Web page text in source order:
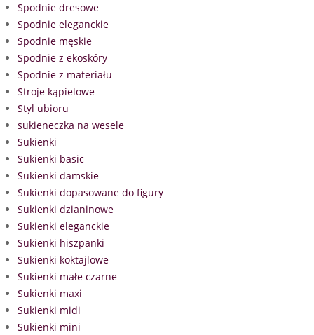
Spodnie dresowe
Spodnie eleganckie
Spodnie męskie
Spodnie z ekoskóry
Spodnie z materiału
Stroje kąpielowe
Styl ubioru
sukieneczka na wesele
Sukienki
Sukienki basic
Sukienki damskie
Sukienki dopasowane do figury
Sukienki dzianinowe
Sukienki eleganckie
Sukienki hiszpanki
Sukienki koktajlowe
Sukienki małe czarne
Sukienki maxi
Sukienki midi
Sukienki mini